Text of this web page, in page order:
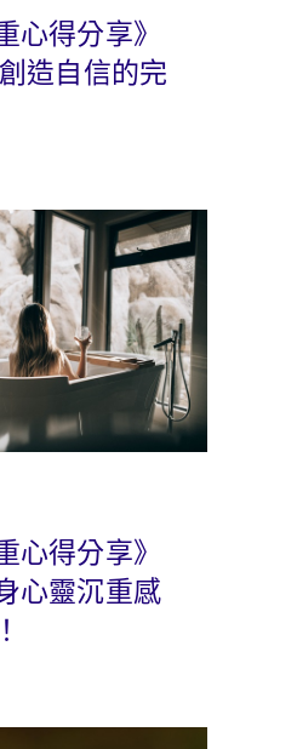
心得分享》
造自信的完
心得分享》
心靈沉重感